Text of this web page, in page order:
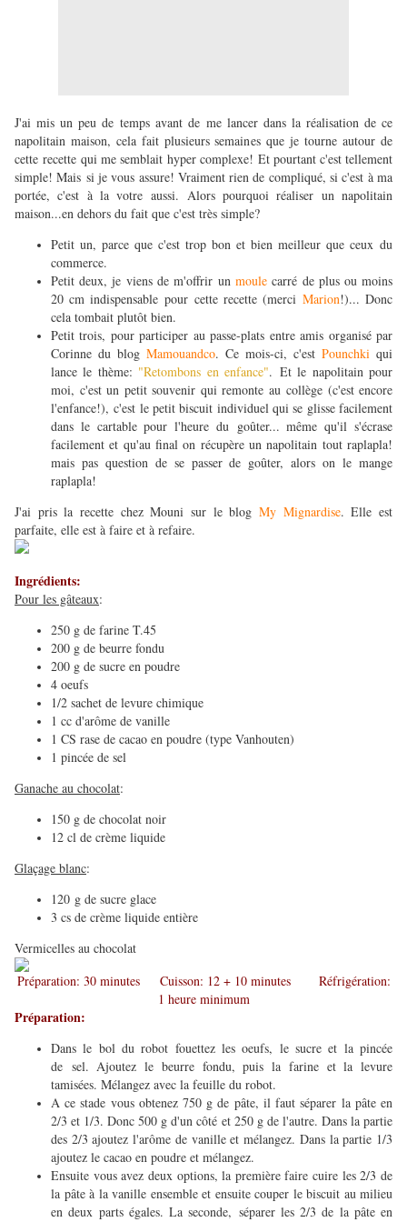
J'ai mis un peu de temps avant de me lancer dans la réalisation de ce
napolitain maison, cela fait plusieurs semaines que je tourne autour de
cette recette qui me semblait hyper complexe! Et pourtant c'est tellement
simple! Mais si je vous assure! Vraiment rien de compliqué, si c'est à ma
portée, c'est à la votre aussi. Alors pourquoi réaliser un napolitain
maison...en dehors du fait que c'est très simple?
Petit un, parce que c'est trop bon et bien meilleur que ceux du
commerce.
Petit deux, je viens de m'offrir unmoulecarré de plus ou moins
20 cm indispensable pour cette recette (merci Marion!)... Donc
cela tombait plutôt bien.
Petit trois, pour participer au passe-plats entre amis organisé par
Corinne du blog Mamouandco. Ce mois-ci, c'estPounchki qui
lance le thème: "Retombons en enfance". Et le napolitain pour
moi, c'est un petit souvenir qui remonte au collège (c'est encore
l'enfance!), c'est le petit biscuit individuel qui se glisse facilement
dans le cartable pour l'heure du goûter... même qu'il s'écrase
facilement et qu'au final on récupère un napolitain tout raplapla!
mais pas question de se passer de goûter, alors on le mange
raplapla!
J'ai pris la recette chez Mouni sur le blog My Mignardise. Elle est
parfaite, elle est à faire et à refaire.
Ingrédients:
Pour les gâteaux:
250 g de farine T.45
200 g de beurre fondu
200 g de sucre en poudre
4 oeufs
1/2 sachet de levure chimique
1 cc d'arôme de vanille
1 CS rase de cacao en poudre (type Vanhouten)
1 pincée de sel
Ganache au chocolat:
​150 g de chocolat noir
12 cl de crème liquide
Glaçage blanc:
120 g de sucre glace
3 cs de crème liquide entière
​Vermicelles au chocolat
Préparation: 30 minutes Cuisson: 12 + 10 minutes Réfrigération:
1 heure minimum
Préparation:
Dans le bol du robot fouettez les oeufs, le sucre et la pincée
de sel. Ajoutez le beurre fondu, puis la farine et la levure
tamisées. Mélangez avec la feuille du robot.
A ce stade vous obtenez 750 g de pâte, il faut séparer la pâte en
2/3 et 1/3. Donc 500 g d'un côté et 250 g de l'autre. Dans la partie
des 2/3 ajoutez l'arôme de vanille et mélangez. Dans la partie 1/3
ajoutez le cacao en poudre et mélangez.
Ensuite vous avez deux options, la première faire cuire les 2/3 de
la pâte à la vanille ensemble et ensuite couper le biscuit au milieu
en deux parts égales. La seconde, séparer les 2/3 de la pâte en